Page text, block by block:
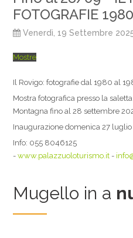
FOTOGRAFIE
Venerdì, 19 Settembre
Mostre
Il Rovigo: fotografie dal 1980 al
Mostra fotografica presso la
Montagna fino al 28 settembre
Inaugurazione domenica 27
Info: 055 8046125
-www.palazzuoloturismo.it -
Mugello in a